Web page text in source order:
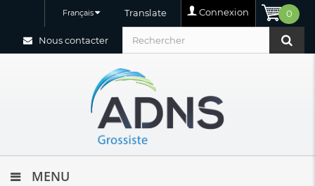
0
Connexion
Translate
Français
Nous contacter
MENU